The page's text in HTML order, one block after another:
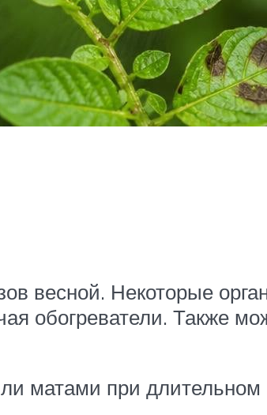
весной. Некоторые
обогреватели. Также
матами при